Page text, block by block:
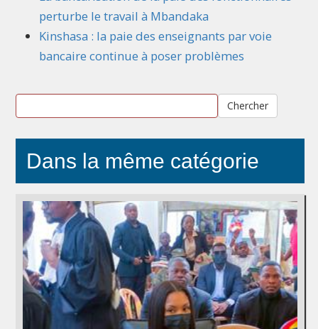
perturbe le travail à Mbandaka
Kinshasa : la paie des enseignants par voie
bancaire continue à poser problèmes
Chercher
Dans la même catégorie